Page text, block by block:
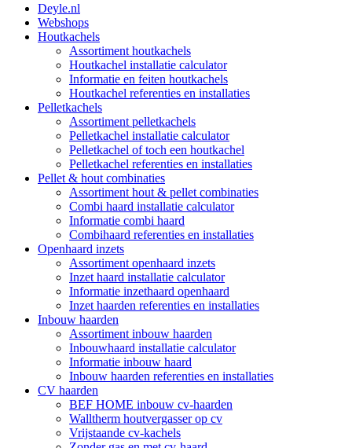
Deyle.nl
Webshops
Houtkachels
Assortiment houtkachels
Houtkachel installatie calculator
Informatie en feiten houtkachels
Houtkachel referenties en installaties
Pelletkachels
Assortiment pelletkachels
Pelletkachel installatie calculator
Pelletkachel of toch een houtkachel
Pelletkachel referenties en installaties
Pellet & hout combinaties
Assortiment hout & pellet combinaties
Combi haard installatie calculator
Informatie combi haard
Combihaard referenties en installaties
Openhaard inzets
Assortiment openhaard inzets
Inzet haard installatie calculator
Informatie inzethaard openhaard
Inzet haarden referenties en installaties
Inbouw haarden
Assortiment inbouw haarden
Inbouwhaard installatie calculator
Informatie inbouw haard
Inbouw haarden referenties en installaties
CV haarden
BEF HOME inbouw cv-haarden
Walltherm houtvergasser op cv
Vrijstaande cv-kachels